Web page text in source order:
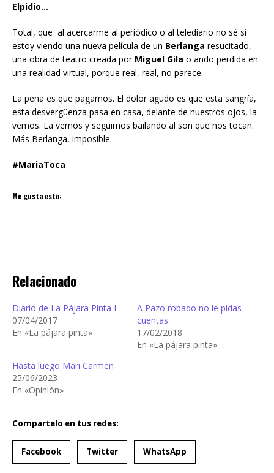
Elpidio…
Total, que al acercarme al periódico o al telediario no sé si
estoy viendo una nueva película de un Berlanga resucitado,
una obra de teatro creada por Miguel Gila o ando perdida en
una realidad virtual, porque real, real, no parece.
La pena es que pagamos. El dolor agudo es que esta sangría,
esta desvergüenza pasa en casa, delante de nuestros ojos, la
vemos. La vemos y seguimos bailando al son que nos tocan.
Más Berlanga, imposible.
#MariaToca
Me gusta esto:
Relacionado
Diario de La Pájara Pinta I
07/04/2017
En «La pájara pinta»
A Pazo robado no le pidas
cuentas
17/02/2018
En «La pájara pinta»
Hasta luego Mari Carmen
25/06/2023
En «Opinión»
Compartelo en tus redes:
Facebook Twitter WhatsApp